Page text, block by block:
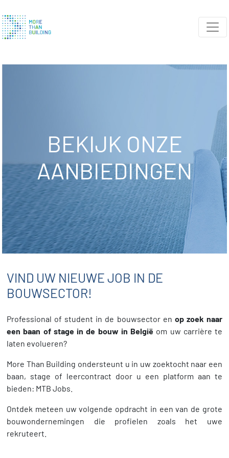
BEKIJK ONZE
AANBIEDINGEN
VIND UW NIEUWE JOB IN DE
BOUWSECTOR!
Professional of student in de bouwsector en op zoek naar
een baan of stage in de bouw in België om uw carrière te
laten evolueren?
More Than Building ondersteunt u in uw zoektocht naar een
baan, stage of leercontract door u een platform aan te
bieden: MTB Jobs.
Ontdek meteen uw volgende opdracht in een van de grote
bouwondernemingen die profielen zoals het uwe
rekruteert.